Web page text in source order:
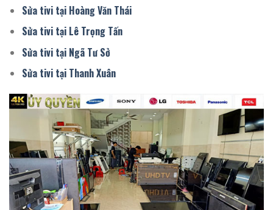
Sửa tivi tại Hoàng Văn Thái
Sửa tivi tại Lê Trọng Tấn
Sửa tivi tại Ngã Tư Sở
Sửa tivi tại Thanh Xuân